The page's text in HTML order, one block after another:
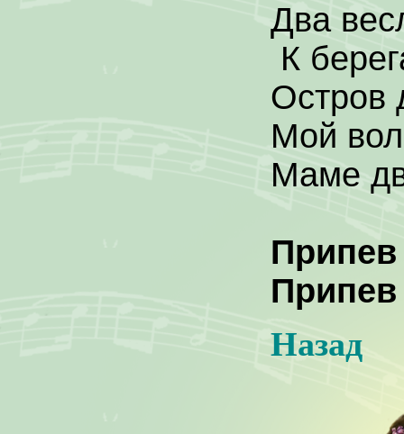
Два
К
Остров
Мой
Маме
Припев
Припев
Назад